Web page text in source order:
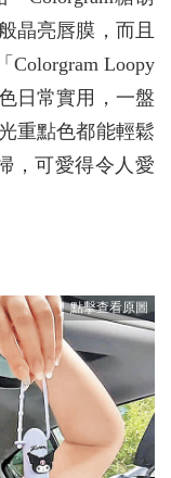
晶亮唇膜，而且
Colorgram Loopy
日常實用，一盤
重點色都能輕鬆
，可愛得令人愛